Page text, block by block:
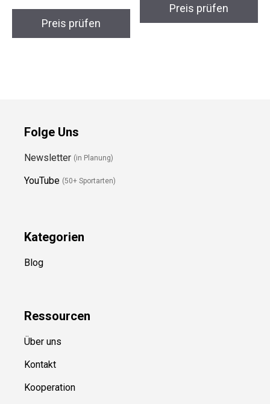
Preis prüfen
Preis prüfen
Folge Uns
Newsletter (in Planung)
YouTube (50+ Sportarten)
Kategorien
Blog
Ressourcen
Über uns
Kontakt
Kooperation